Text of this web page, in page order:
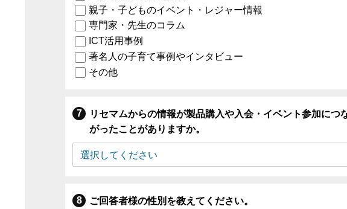
親子・子どものイベント・レジャー情報
専門家・先生のコラム
ICT活用事例
著名人の子育て事例やインタビュー
その他
リセマムからの情報が製品購入や入会・イベント参加につ
がったことがありますか。
ご回答者様の性別を教えてください。